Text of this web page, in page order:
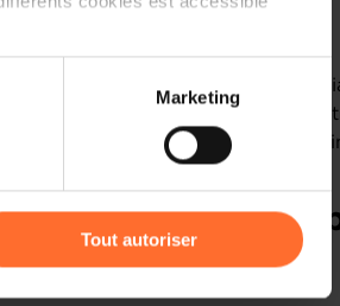
partage sur les réseaux
Marketing
Tout autoriser
uniquement à un besoin
de son entreprise et une
luxembourgeoise a
informer,